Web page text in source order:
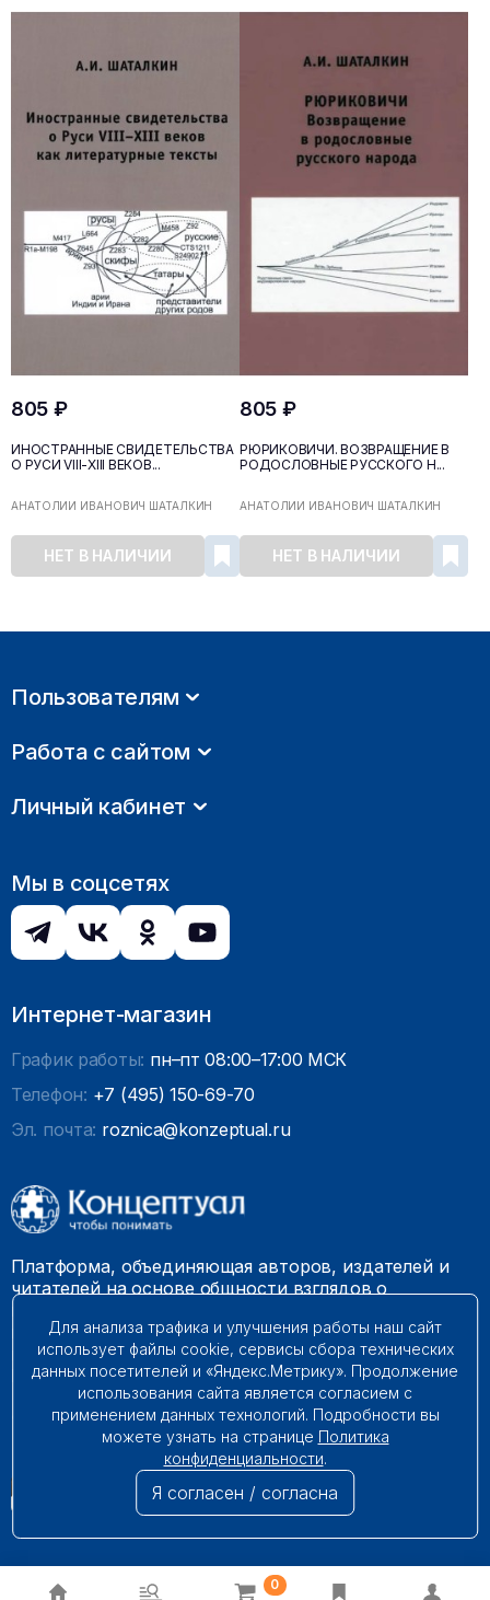
0
805 ₽
ИНОСТРАННЫЕ СВИДЕТЕЛЬСТВА
О РУСИ VIII-XIII ВЕКОВ...
АНАТОЛИЙ ИВАНОВИЧ ШАТАЛКИН
НЕТ В НАЛИЧИИ
805 ₽
РЮРИКОВИЧИ. ВОЗВРАЩЕНИЕ В
РОДОСЛОВНЫЕ РУССКОГО Н...
АНАТОЛИЙ ИВАНОВИЧ ШАТАЛКИН
НЕТ В НАЛИЧИИ
Пользователям
Работа с сайтом
Личный кабинет
Мы в соцсетях
Интернет-магазин
График работы: пн–пт 08:00–17:00 МСК
Телефон: +7 (495) 150-69-70
Эл. почта: roznica@konzeptual.ru
Платформа, объединяющая авторов, издателей и
читателей на основе общности взглядов о
гармоничного мироустройства. Наши книги можно
встретить на многих книготорговых площадках
России.
© 2009 – 2026. Все права защищены.
Для анализа трафика и улучшения работы наш сайт
использует файлы cookie, сервисы сбора технических
данных посетителей и «Яндекс.Метрику». Продолжение
использования сайта является согласием с
применением данных технологий. Подробности вы
можете узнать на странице Политика
конфиденциальности.
Я согласен / согласна